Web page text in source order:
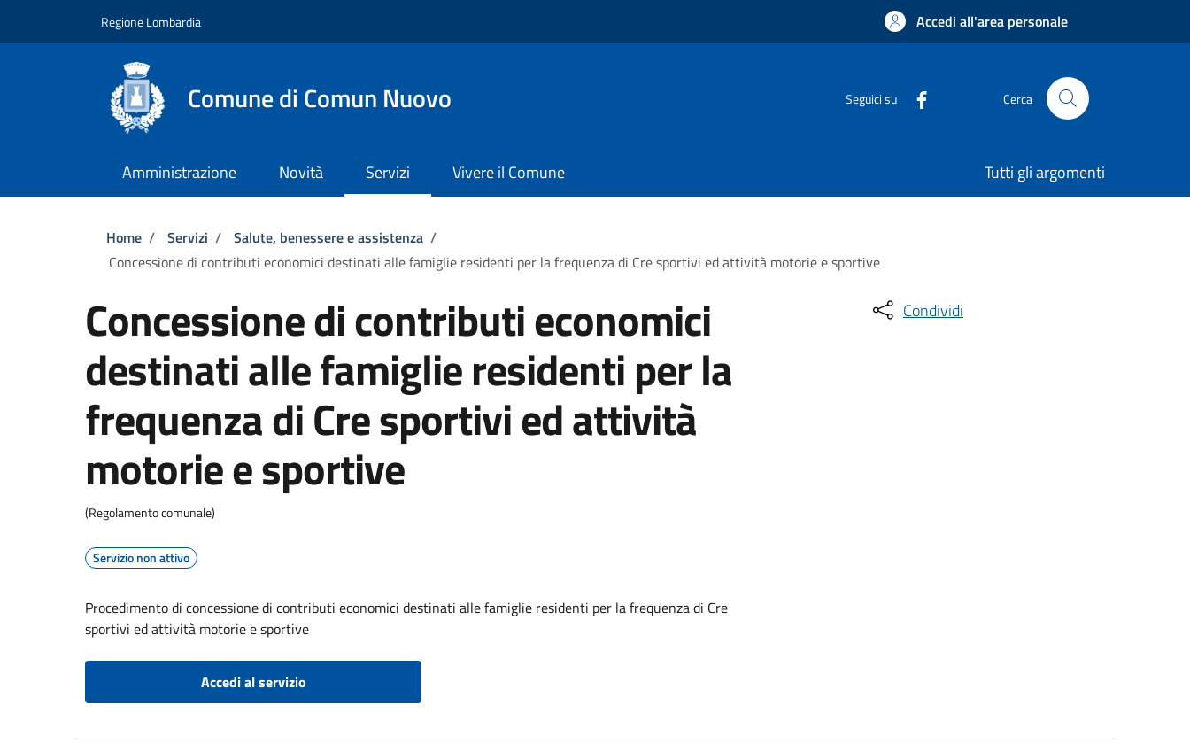
Regione Lombardia Accedi all'area personale
Comune di Comun Nuovo Seguici su Cerca
Amministrazione Novità Servizi Vivere il Comune Tutti gli argomenti
Briciole di pane
Home / Servizi / Salute, benessere e assistenza /
Concessione di contributi economici destinati alle famiglie residenti per la frequenza di Cre sportivi ed attività motorie e sportive
Concessione di contributi economici
destinati alle famiglie residenti per la
frequenza di Cre sportivi ed attività
motorie e sportive
(Regolamento comunale)
Servizio non attivo
Procedimento di concessione di contributi economici destinati alle famiglie residenti per la frequenza di Cre
sportivi ed attività motorie e sportive
Accedi al servizio
Condividi